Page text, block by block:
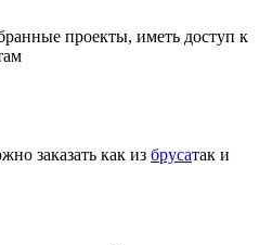
проекты, иметь доступ к
заказать как из брусатак и